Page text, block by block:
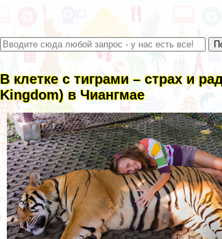
В клетке с тиграми – страх и
Kingdom) в Чиангмае